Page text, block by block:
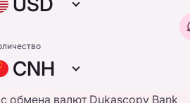
CNH
обмена валют Dukascopy Bank